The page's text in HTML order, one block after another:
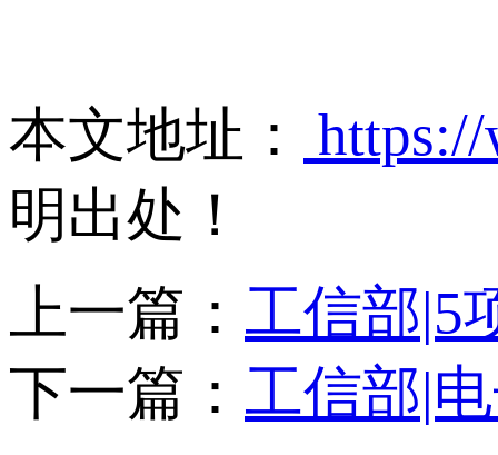
本文地址：
明出处！
上一篇： 工信部|5
下一篇： 工信部|